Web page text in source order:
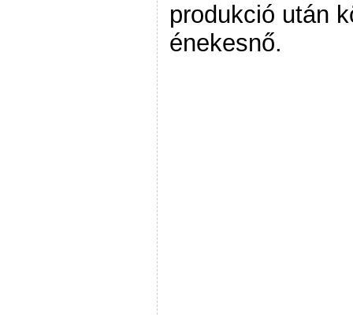
produkció után
énekesnő.